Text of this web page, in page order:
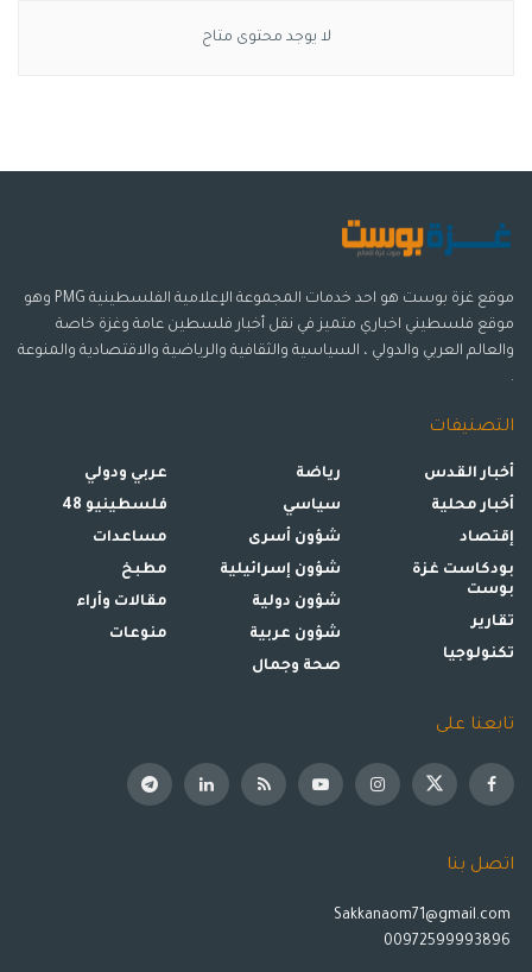
لا يوجد محتوى متاح
موقع غزة بوست هو احد خدمات المجموعة الإعلامية الفلسطينية PMG وهو
موقع فلسطيني اخباري متميز في نقل أخبار فلسطين عامة وغزة خاصة
والعالم العربي والدولي ، السياسية والثقافية والرياضية والاقتصادية والمنوعة
.
التصنيفات
أخبار القدس
أخبار محلية
إقتصاد
بودكاست غزة
بوست
تقارير
تكنولوجيا
رياضة
سياسي
شؤون أسرى
شؤون إسرائيلية
شؤون دولية
شؤون عربية
صحة وجمال
عربي ودولي
فلسطينيو 48
مساعدات
مطبخ
مقالات وأراء
منوعات
تابعنا على
اتصل بنا
Sakkanaom71@gmail.com